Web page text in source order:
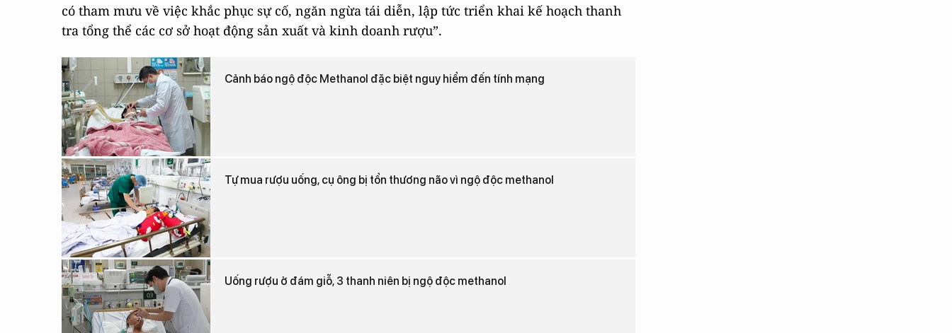
có tham mưu về việc khắc phục sự cố, ngăn ngừa tái diễn, lập tức triển khai kế hoạch thanh
tra tổng thể các cơ sở hoạt động sản xuất và kinh doanh rượu”.
Cảnh báo ngộ độc Methanol đặc biệt nguy hiểm đến tính mạng
Tự mua rượu uống, cụ ông bị tổn thương não vì ngộ độc methanol
Uống rượu ở đám giỗ, 3 thanh niên bị ngộ độc methanol